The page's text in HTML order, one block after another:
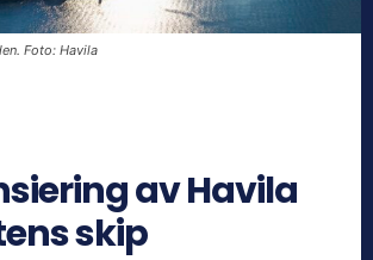
Foto: Havila
av Havila
skip